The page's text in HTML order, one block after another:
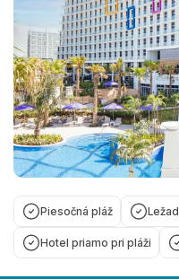
Piesočná pláž
Hotel priamo pri pláži